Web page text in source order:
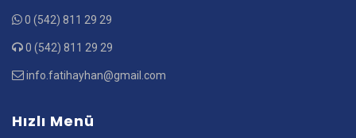
0 (542) 811 29 29
0 (542) 811 29 29
info.fatihayhan@gmail.com
Hızlı Menü